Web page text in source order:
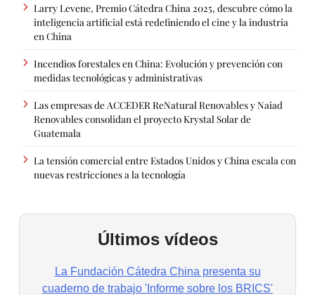
Larry Levene, Premio Cátedra China 2025, descubre cómo la
inteligencia artificial está redefiniendo el cine y la industria
en China
Incendios forestales en China: Evolución y prevención con
medidas tecnológicas y administrativas
Las empresas de ACCEDER ReNatural Renovables y Naiad
Renovables consolidan el proyecto Krystal Solar de
Guatemala
La tensión comercial entre Estados Unidos y China escala con
nuevas restricciones a la tecnología
Últimos vídeos
La Fundación Cátedra China presenta su
cuaderno de trabajo 'Informe sobre los BRICS'